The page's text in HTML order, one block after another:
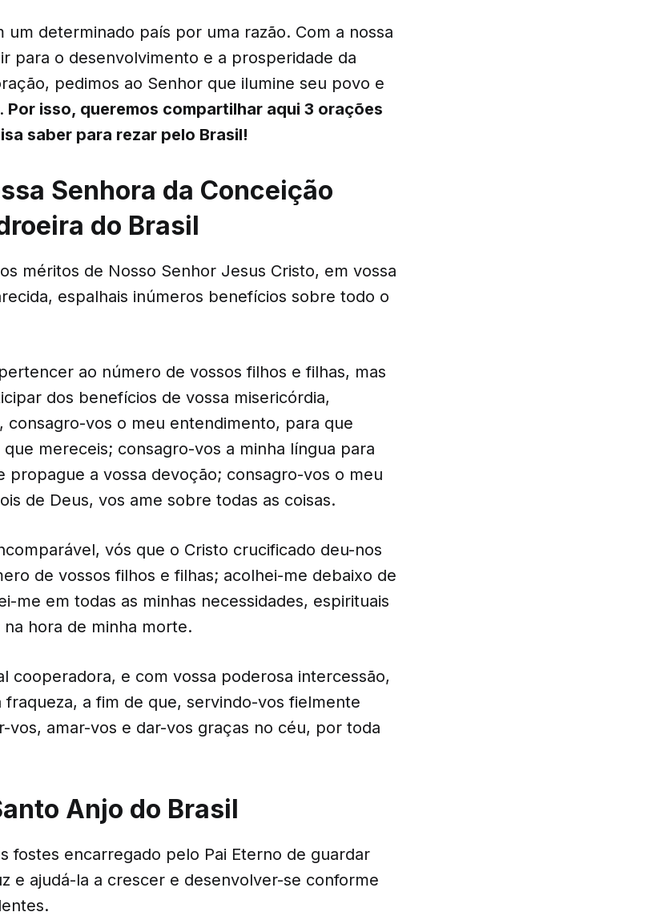
um determinado país por uma razão. Com a nossa
para o desenvolvimento e a prosperidade da
pedimos ao Senhor que ilumine seu povo e
Por isso, queremos compartilhar aqui 3 orações
saber para rezar pelo Brasil!
Senhora da Conceição
do Brasil
méritos de Nosso Senhor Jesus Cristo, em vossa
espalhais inúmeros benefícios sobre todo o
ao número de vossos filhos e filhas, mas
dos benefícios de vossa misericórdia,
consagro-vos o meu entendimento, para que
mereceis; consagro-vos a minha língua para
propague a vossa devoção; consagro-vos o meu
de Deus, vos ame sobre todas as coisas.
vós que o Cristo crucificado deu-nos
de vossos filhos e filhas; acolhei-me debaixo de
me em todas as minhas necessidades, espirituais
hora de minha morte.
cooperadora, e com vossa poderosa intercessão,
a fim de que, servindo-vos fielmente
vos, amar-vos e dar-vos graças no céu, por toda
Anjo do Brasil
fostes encarregado pelo Pai Eterno de guardar
e ajudá-la a crescer e desenvolver-se conforme